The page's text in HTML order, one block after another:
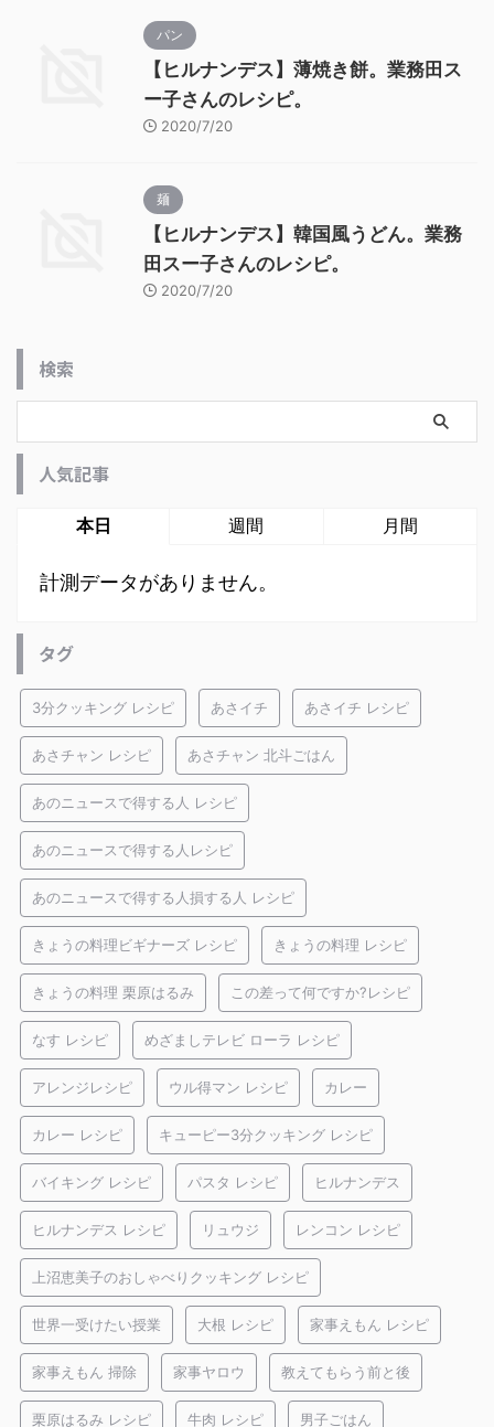
パン
【ヒルナンデス】薄焼き餅。業務田ス
ー子さんのレシピ。
2020/7/20
麺
【ヒルナンデス】韓国風うどん。業務
田スー子さんのレシピ。
2020/7/20
検索
人気記事
本日 週間 月間
計測データがありません。
タグ
3分クッキング レシピ あさイチ あさイチ レシピ
あさチャン レシピ あさチャン 北斗ごはん
あのニュースで得する人 レシピ
あのニュースで得する人レシピ
あのニュースで得する人損する人 レシピ
きょうの料理ビギナーズ レシピ きょうの料理 レシピ
きょうの料理 栗原はるみ この差って何ですか?レシピ
なす レシピ めざましテレビ ローラ レシピ
アレンジレシピ ウル得マン レシピ カレー
カレー レシピ キューピー3分クッキング レシピ
バイキング レシピ パスタ レシピ ヒルナンデス
ヒルナンデス レシピ リュウジ レンコン レシピ
上沼恵美子のおしゃべりクッキング レシピ
世界一受けたい授業 大根 レシピ 家事えもん レシピ
家事えもん 掃除 家事ヤロウ 教えてもらう前と後
栗原はるみ レシピ 牛肉 レシピ 男子ごはん